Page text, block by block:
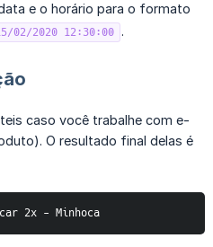
e o horário para o formato
02/2020 12:30:00 .
caso você trabalhe com e-
O resultado final delas é
2x - Minhoca